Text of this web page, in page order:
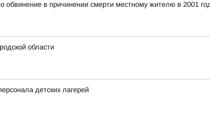
обвинение в причинении смерти местному жителю в 2001
области
детских лагерей